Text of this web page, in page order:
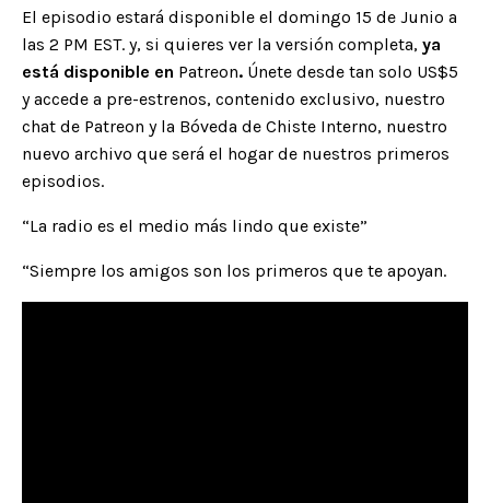
El episodio estará disponible el domingo 15 de Junio a
las 2 PM EST. y, si quieres ver la versión completa, ya
está disponible en Patreon. Únete desde tan solo US$5
y accede a pre-estrenos, contenido exclusivo, nuestro
chat de Patreon y la Bóveda de Chiste Interno, nuestro
nuevo archivo que será el hogar de nuestros primeros
episodios.
“La radio es el medio más lindo que existe”
“Siempre los amigos son los primeros que te apoyan.